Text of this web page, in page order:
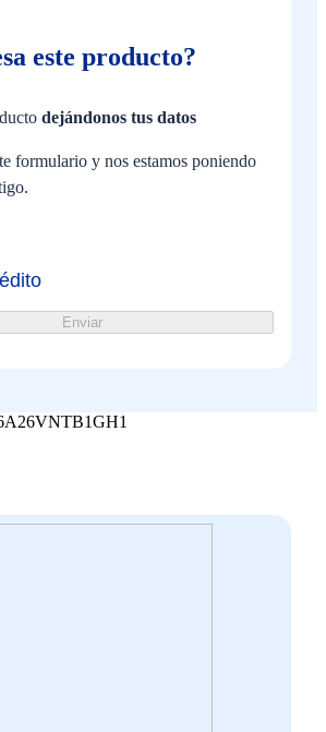
este producto?
dejándonos tus datos
formulario y nos estamos poniendo
Enviar